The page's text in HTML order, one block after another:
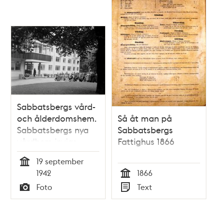
Sabbatsbergs vård-
och ålderdomshem.
Sabbatsbergs nya
vårdhem invigs,
med en ceremoni
på planen framför
byggnaden
19 september
1942
Typ
Foto
Så åt man på
Sabbatsbergs
Fattighus 1866
Tid
1866
Typ
Text